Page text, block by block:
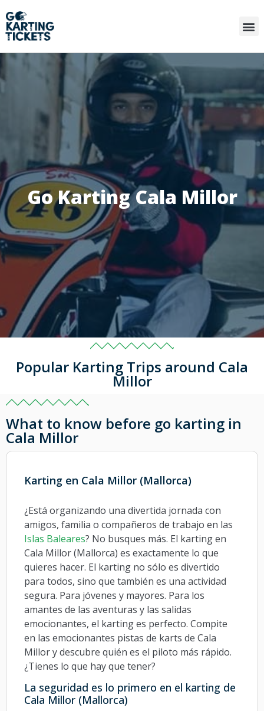
Go Karting Cala Millor
Popular Karting Trips around Cala
Millor
What to know before go karting in
Cala Millor
Karting en Cala Millor (Mallorca)
¿Está organizando una divertida jornada con
amigos, familia o compañeros de trabajo en las
Islas Baleares? No busques más. El karting en
Cala Millor (Mallorca) es exactamente lo que
quieres hacer. El karting no sólo es divertido
para todos, sino que también es una actividad
segura. Para jóvenes y mayores. Para los
amantes de las aventuras y las salidas
emocionantes, el karting es perfecto. Compite
en las emocionantes pistas de karts de Cala
Millor y descubre quién es el piloto más rápido.
¿Tienes lo que hay que tener?
La seguridad es lo primero en el karting de
Cala Millor (Mallorca)